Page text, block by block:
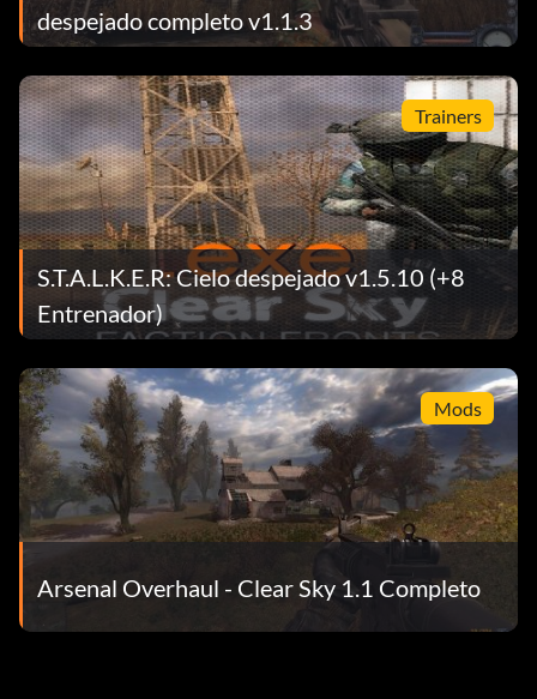
despejado completo v1.1.3
Trainers
S.T.A.L.K.E.R: Cielo despejado v1.5.10 (+8
Entrenador)
Mods
Arsenal Overhaul - Clear Sky 1.1 Completo